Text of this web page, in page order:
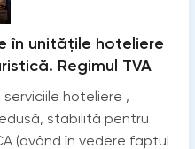
în unitățile hoteliere
Regimul TVA
hoteliere ,
stabilită pentru
(având în vedere faptul